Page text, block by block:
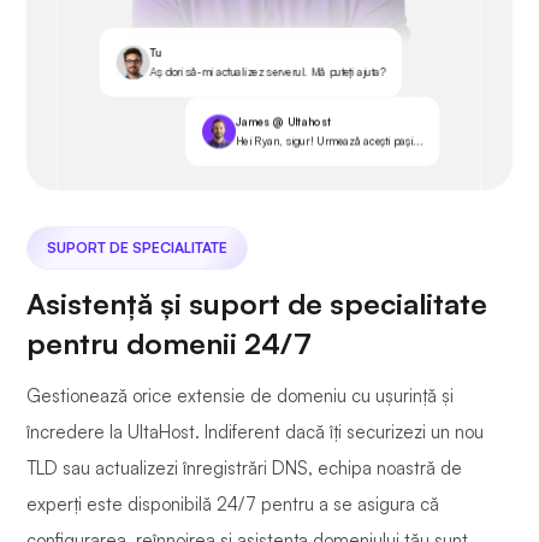
Tu
Aș dori să-mi actualizez serverul. Mă puteți ajuta?
James @ Ultahost
Hei Ryan, sigur! Urmează acești pași...
SUPORT DE SPECIALITATE
Asistență și suport de specialitate
pentru domenii 24/7
Gestionează orice extensie de domeniu cu ușurință și
încredere la UltaHost. Indiferent dacă îți securizezi un nou
TLD sau actualizezi înregistrări DNS, echipa noastră de
experți este disponibilă 24/7 pentru a se asigura că